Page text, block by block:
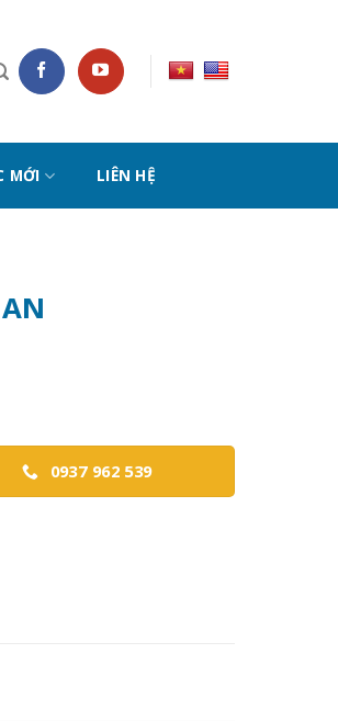
MỚI LIÊN HỆ
0937 962 539